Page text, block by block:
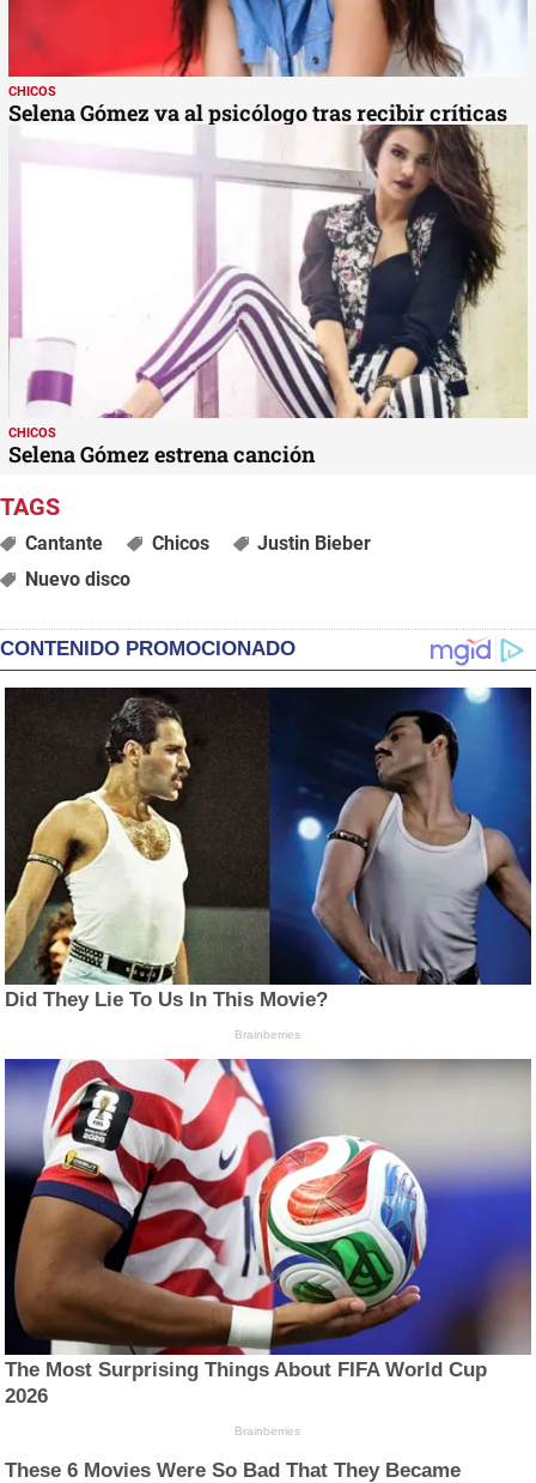
CHICOS
Selena Gómez va al psicólogo tras recibir críticas
CHICOS
Selena Gómez estrena canción
Cantante Chicos
Justin Bieber
Nuevo disco
CONTENIDO PROMOCIONADO
Did They Lie To Us In This Movie?
Brainberries
The Most Surprising Things About FIFA World Cup
2026
Brainberries
These 6 Movies Were So Bad That They Became